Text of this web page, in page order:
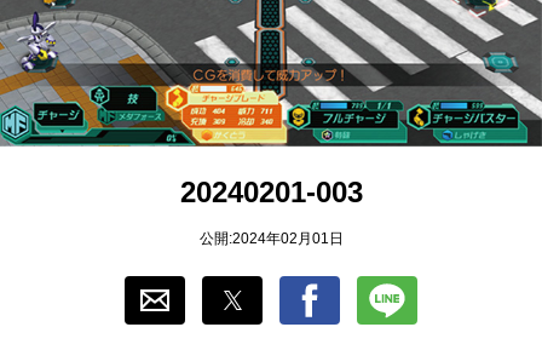
パズル/クイズ
ノベル
おすすめ
20240201-003
公開:2024年02月01日